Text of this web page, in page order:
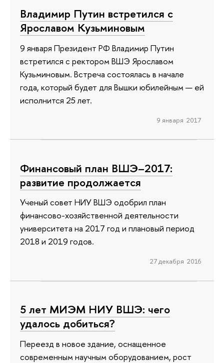
Владимир Путин встретился с
Ярославом Кузьминовым
9 января Президент РФ Владимир Путин
встретился с ректором ВШЭ Ярославом
Кузьминовым. Встреча состоялась в начале
года, который будет для Вышки юбилейным — ей
исполнится 25 лет.
9 января 2017
Финансовый план ВШЭ–2017:
развитие продолжается
Ученый совет НИУ ВШЭ одобрил план
финансово-хозяйственной деятельности
университета на 2017 год и плановый период
2018 и 2019 годов.
27 декабря 2016
5 лет МИЭМ НИУ ВШЭ: чего
удалось добиться?
Переезд в новое здание, оснащенное
современным научным оборудованием, рост